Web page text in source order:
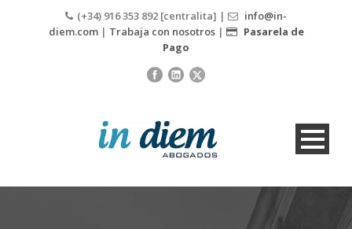
(+34) 916 353 892 [centralita] |
info@in-
diem.com| Trabaja con nosotros|
Pasarela de
Pago